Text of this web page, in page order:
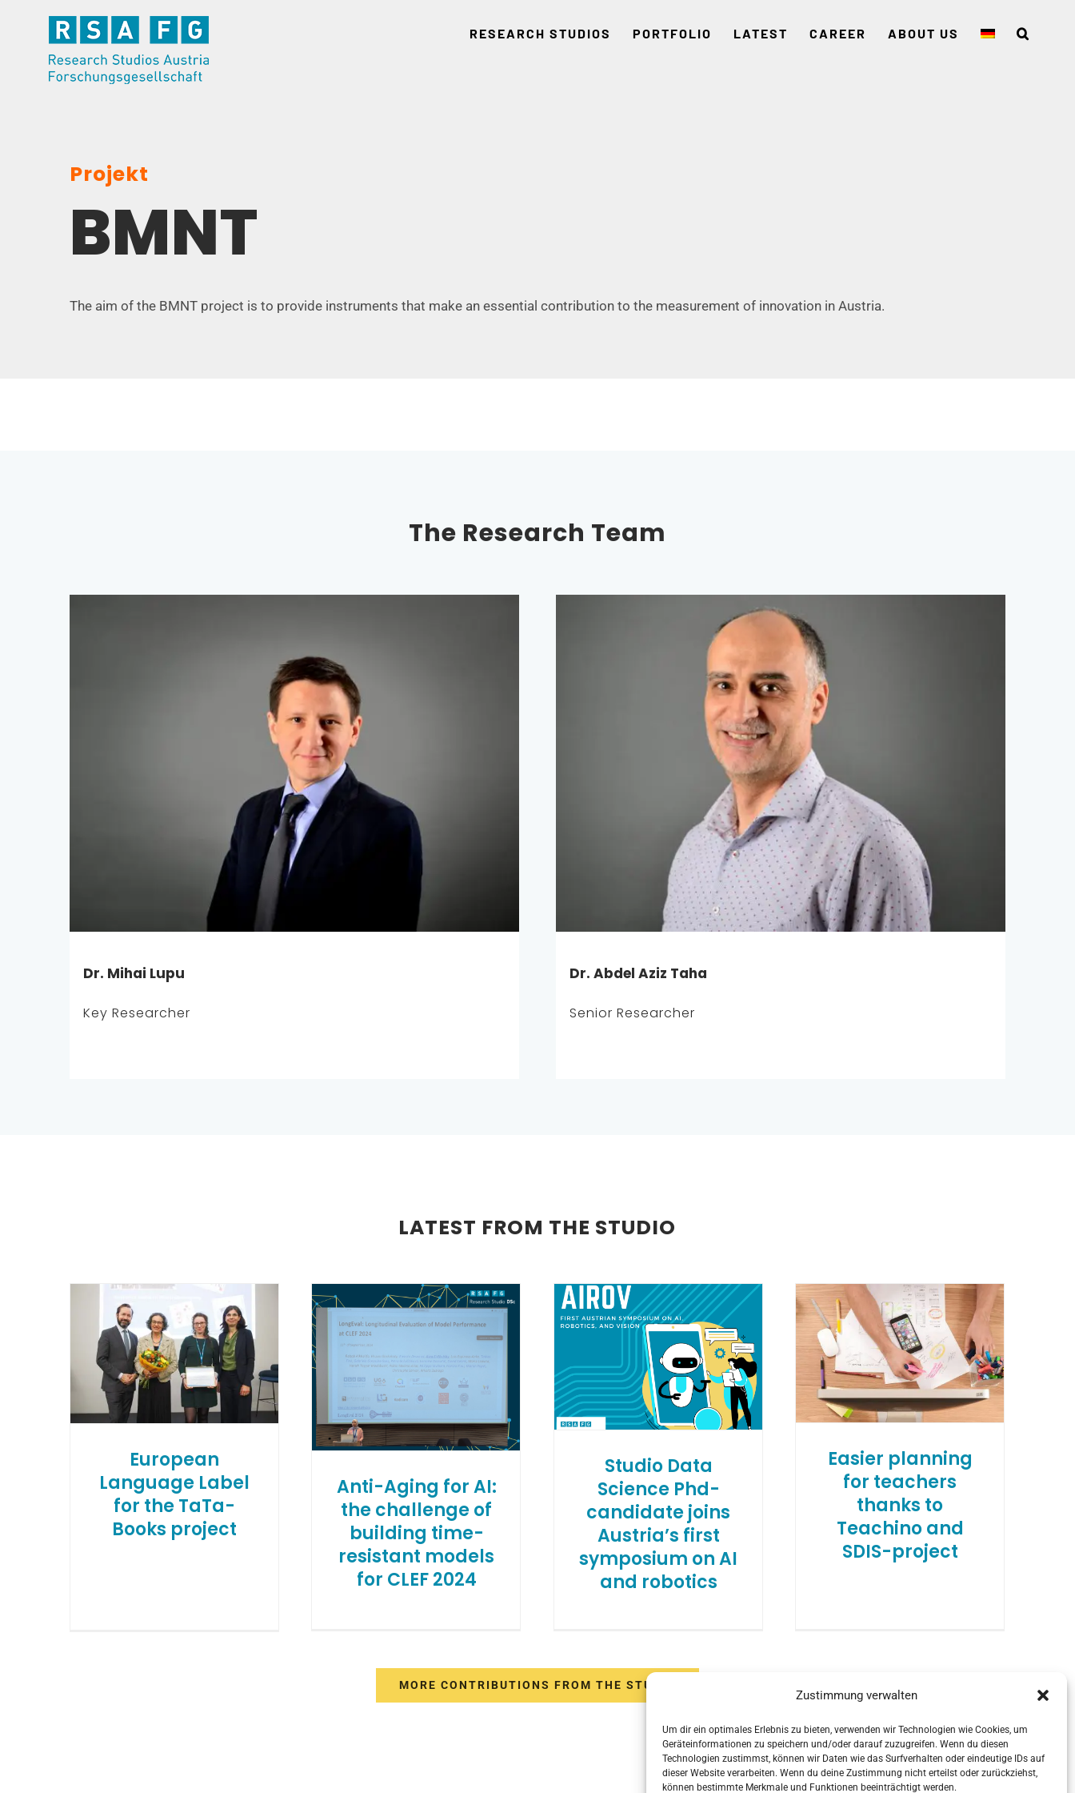
Zustimmung verwalten
Um dir ein optimales Erlebnis zu bieten, verwenden wir Technologien wie Cookies, um
Geräteinformationen zu speichern und/oder darauf zuzugreifen. Wenn du diesen
Technologien zustimmst, können wir Daten wie das Surfverhalten oder eindeutige IDs auf
dieser Website verarbeiten. Wenn du deine Zustimmung nicht erteilst oder zurückziehst,
können bestimmte Merkmale und Funktionen beeinträchtigt werden.
RESEARCH STUDIOS PORTFOLIO LATEST CAREER ABOUT US
Projekt
BMNT
The aim of the BMNT project is to provide instruments that make an essential contribution to the measurement of innovation in Austria.
The Research Team
Dr. Mihai Lupu
Key Researcher
Dr. Abdel Aziz Taha
Senior Researcher
LATEST FROM THE STUDIO
European
Language Label
for the TaTa-
Books project
Anti-Aging for AI:
the challenge of
building time-
resistant models
for CLEF 2024
Studio Data
Science Phd-
candidate joins
Austria’s first
symposium on AI
and robotics
Easier planning
for teachers
thanks to
Teachino and
SDIS-project
MORE CONTRIBUTIONS FROM THE STUDIO